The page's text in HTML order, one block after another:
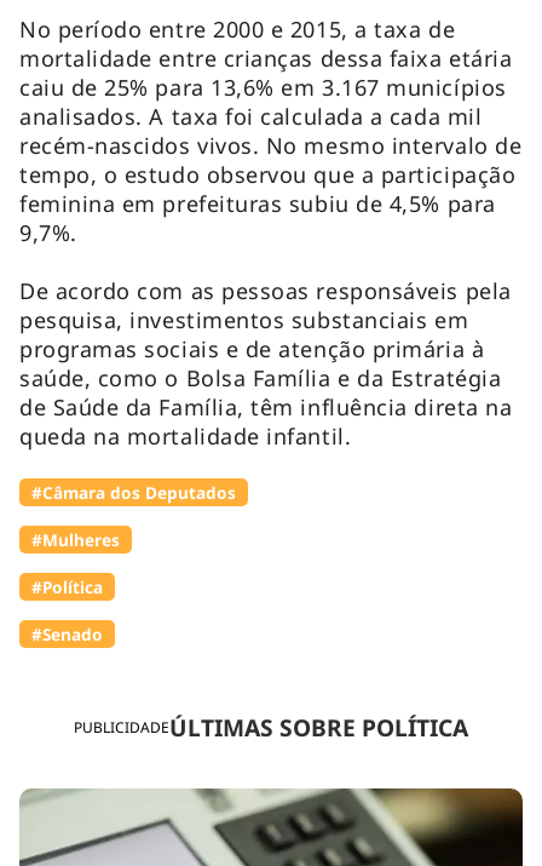
PUBLICIDADEÚLTIMAS SOBRE POLÍTICA
No período entre 2000 e 2015, a taxa de
mortalidade entre crianças dessa faixa etária
caiu de 25% para 13,6% em 3.167 municípios
analisados. A taxa foi calculada a cada mil
recém-nascidos vivos. No mesmo intervalo de
tempo, o estudo observou que a participação
feminina em prefeituras subiu de 4,5% para
9,7%.
De acordo com as pessoas responsáveis pela
pesquisa, investimentos substanciais em
programas sociais e de atenção primária à
saúde, como o Bolsa Família e da Estratégia
de Saúde da Família, têm influência direta na
queda na mortalidade infantil.
#Câmara dos Deputados
#Mulheres
#Política
#Senado